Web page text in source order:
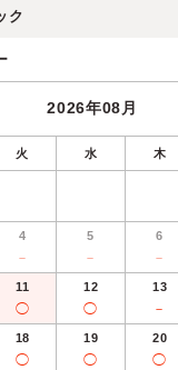
ク
2026年08月
火 水 木
4
－
5
－
6
－
11
◯
12
◯
13
－
18
◯
19
◯
20
◯